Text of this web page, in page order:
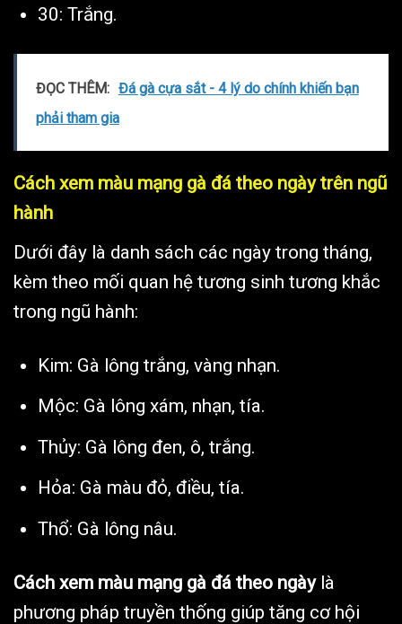
30: Trắng.
ĐỌC THÊM: Đá gà cựa sắt - 4 lý do chính khiến bạn
phải tham gia
Cách xem màu mạng gà đá theo ngày trên ngũ
hành
Dưới đây là danh sách các ngày trong tháng,
kèm theo mối quan hệ tương sinh tương khắc
trong ngũ hành:
Kim: Gà lông trắng, vàng nhạn.
Mộc: Gà lông xám, nhạn, tía.
Thủy: Gà lông đen, ô, trắng.
Hỏa: Gà màu đỏ, điều, tía.
Thổ: Gà lông nâu.
Cách xem màu mạng gà đá theo ngàylà
phương pháp truyền thống giúp tăng cơ hội